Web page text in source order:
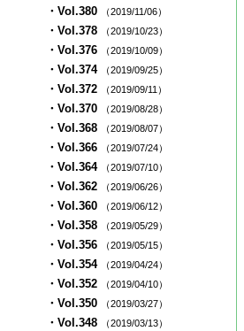
・Vol.380 （2019/11/06）
・Vol.378 （2019/10/23）
・Vol.376 （2019/10/09）
・Vol.374 （2019/09/25）
・Vol.372 （2019/09/11）
・Vol.370 （2019/08/28）
・Vol.368 （2019/08/07）
・Vol.366 （2019/07/24）
・Vol.364 （2019/07/10）
・Vol.362 （2019/06/26）
・Vol.360 （2019/06/12）
・Vol.358 （2019/05/29）
・Vol.356 （2019/05/15）
・Vol.354 （2019/04/24）
・Vol.352 （2019/04/10）
・Vol.350 （2019/03/27）
・Vol.348 （2019/03/13）